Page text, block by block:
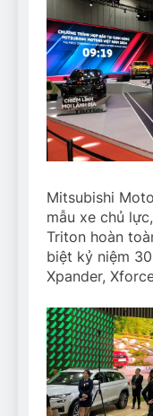
Mitsubishi
mẫu xe chủ
Triton hoàn
biệt kỷ niệm
Xpander,